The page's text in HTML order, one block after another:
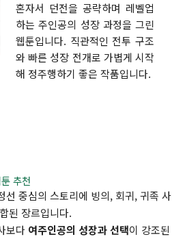
혼자서 던전을 공략하며 레벨업
하는 주인공의 성장 과정을 그린
웹툰입니다. 직관적인 전투 구조
와 빠른 성장 전개로 가볍게 시작
해 정주행하기 좋은 작품입니다.
추천
선 중심의 스토리에 빙의, 회귀, 귀족 사
된 장르입니다.
보다 여주인공의 성장과 선택이 강조된